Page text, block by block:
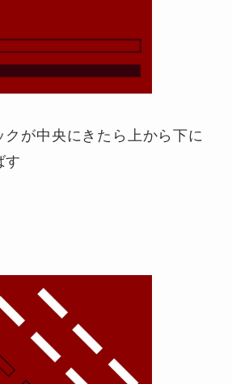
が中央にきたら上から下に
す